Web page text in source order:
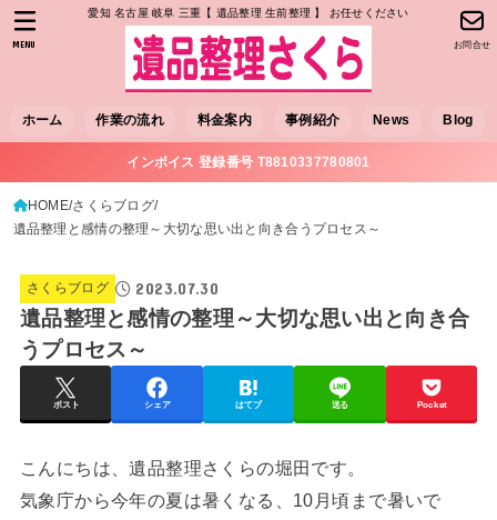
愛知 名古屋 岐阜 三重【 遺品整理 生前整理 】 お任せください
ホーム 作業の流れ 料金案内 事例紹介 News Blog
お問合せ
MENU
インボイス 登録番号 T8810337780801
HOME さくらブログ
遺品整理と感情の整理～大切な思い出と向き合うプロセス～
さくらブログ 2023.07.30
遺品整理と感情の整理～大切な思い出と向き合
うプロセス～
ポスト シェア はてブ 送る Pocket
こんにちは、遺品整理さくらの堀田です。
気象庁から今年の夏は暑くなる、10月頃まで暑いで